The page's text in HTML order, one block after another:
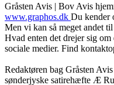
Gråsten Avis | Bov Avis
www.graphos.dk Du kender
Men vi kan så meget andet
Hvad enten det drejer sig
sociale medier. Find
Redaktøren bag Gråsten
sønderjyske satirehæfte Æ